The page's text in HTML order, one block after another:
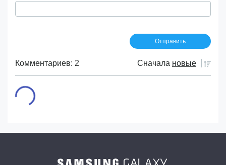
Комментариев: 2 Сначала новые